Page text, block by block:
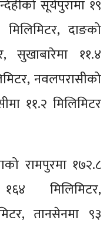
सूर्यपुरामा १९
मिलिमिटर, दाङको
सुखाबारेमा ११.४
नवलपरासीको
११.२ मिलिमिटर
रामपुरमा १७२.८
मिलिमिटर,
तानसेनमा ९३